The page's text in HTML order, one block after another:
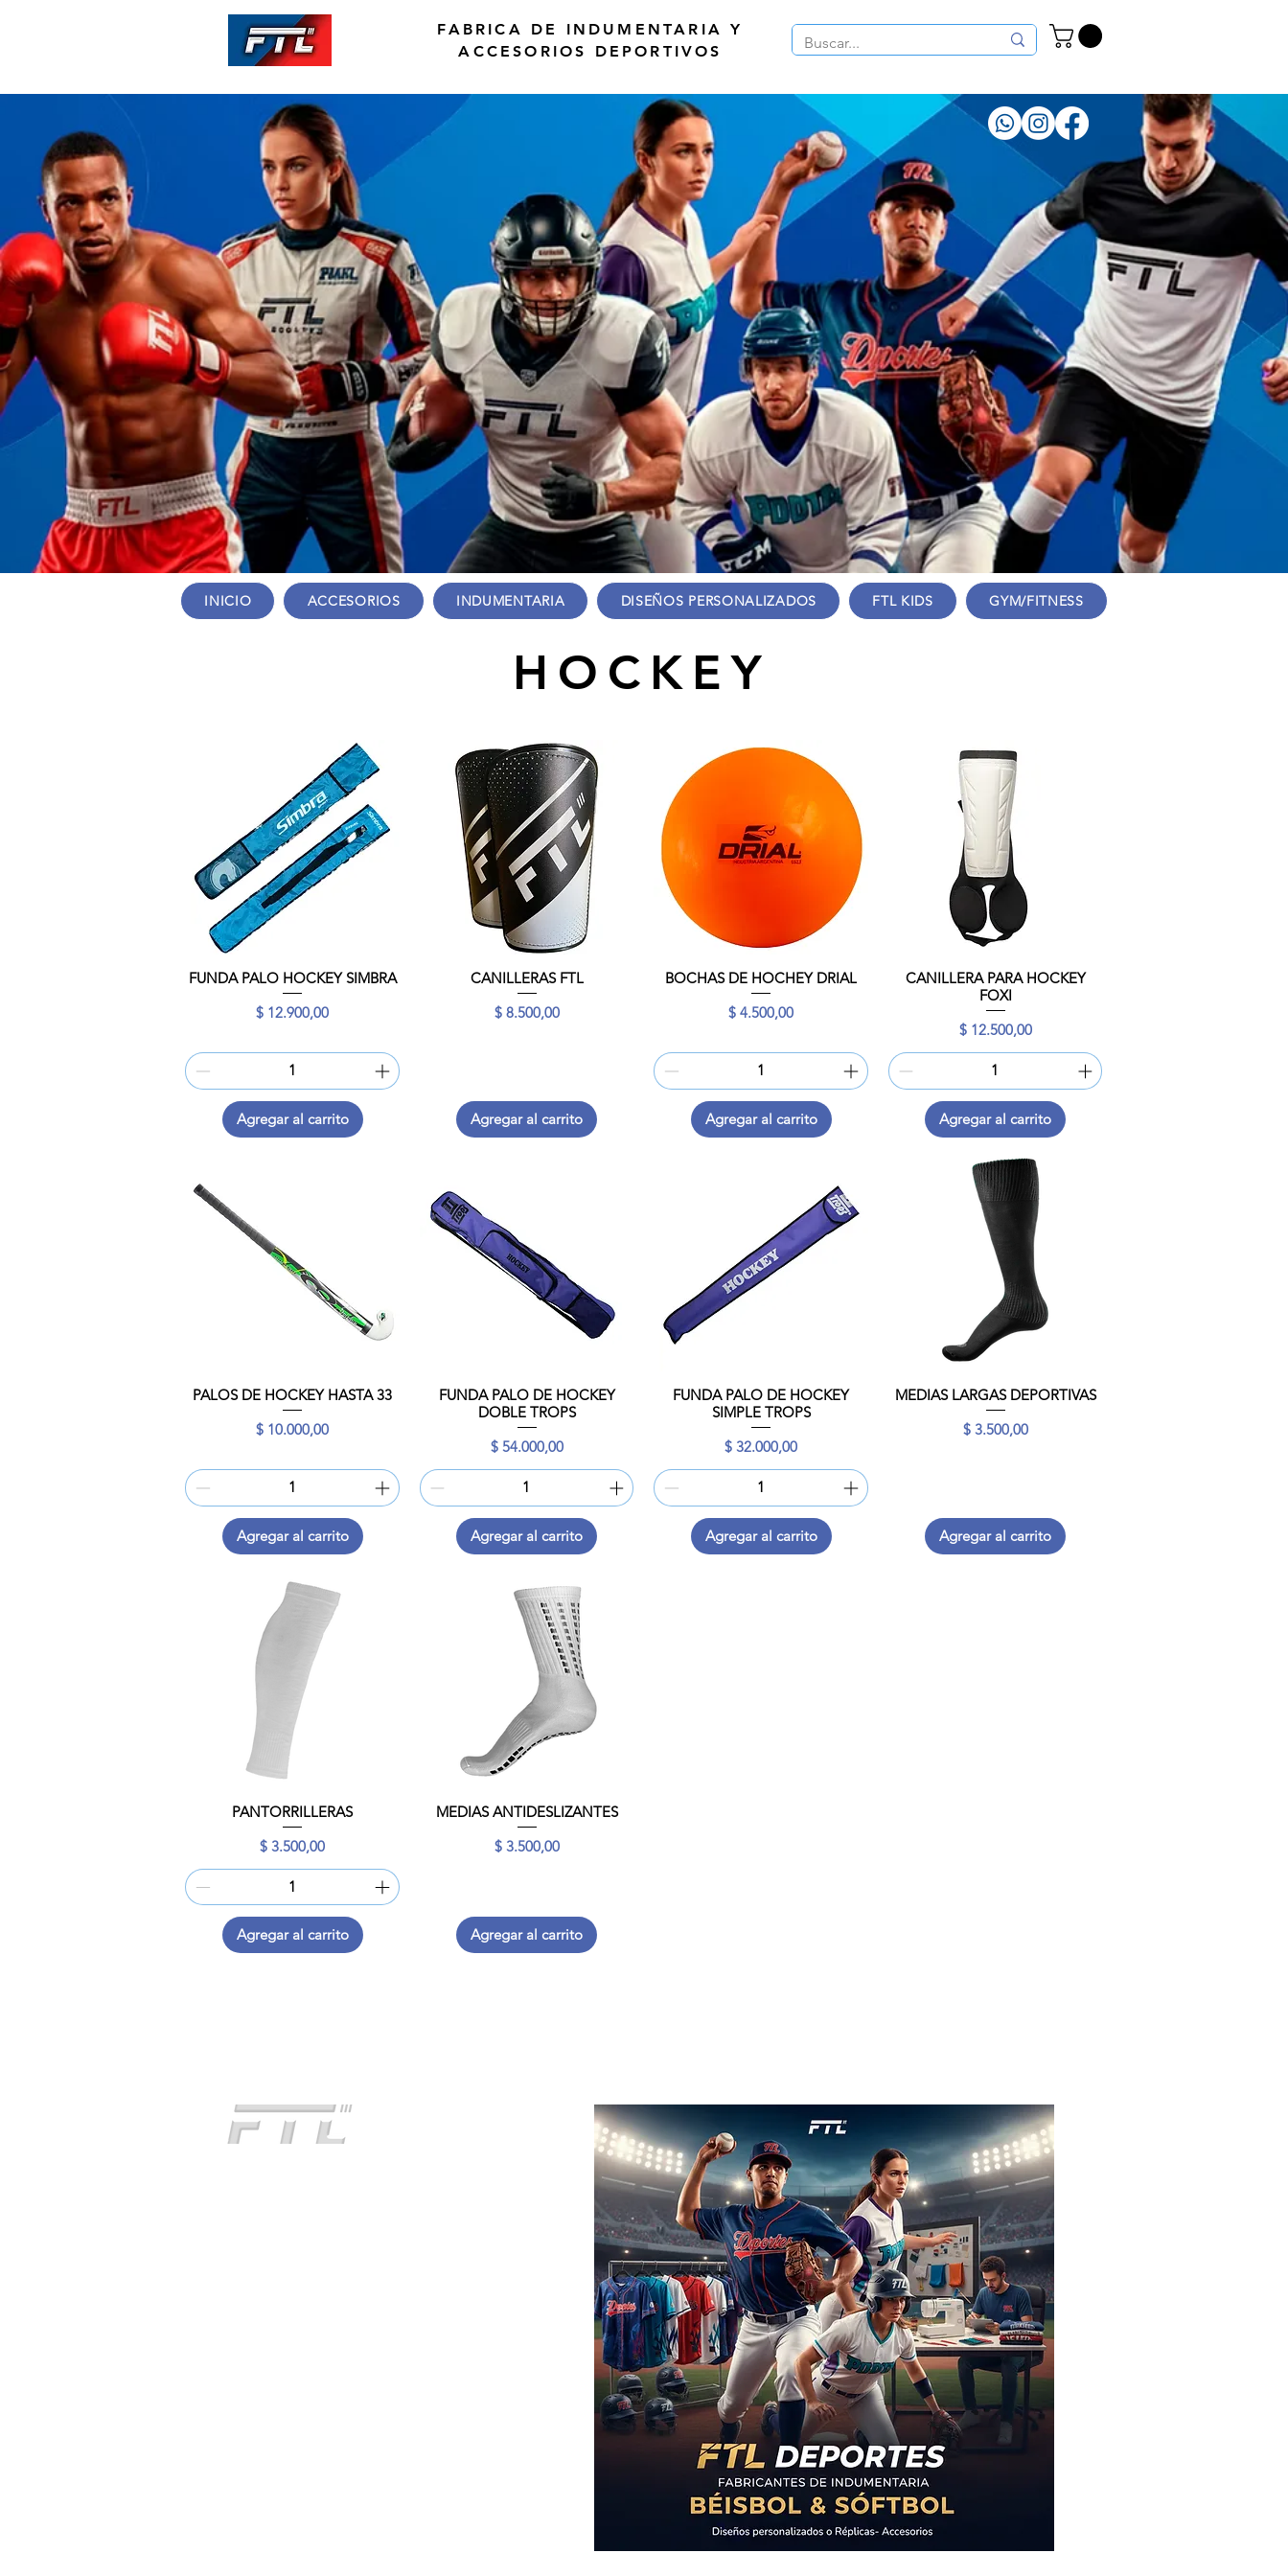
FABRICA DE INDUMENTARIA Y
ACCESORIOS DEPORTIVOS
INICIO ACCESORIOS INDUMENTARIA DISEÑOS PERSONALIZADOS FTL KIDS GYM/FITNESS
HOCKEY
Vista rápida
FUNDA PALO HOCKEY SIMBRA
Precio
$ 12.900,00
Agregar al carrito
Vista rápida
CANILLERAS FTL
Precio
$ 8.500,00
Agregar al carrito
Vista rápida
BOCHAS DE HOCHEY DRIAL
Precio
$ 4.500,00
Agregar al carrito
Vista rápida
CANILLERA PARA HOCKEY
FOXI
Precio
$ 12.500,00
Agregar al carrito
Vista rápida
PALOS DE HOCKEY HASTA 33
Precio
$ 10.000,00
Agregar al carrito
Vista rápida
FUNDA PALO DE HOCKEY
DOBLE TROPS
Precio
$ 54.000,00
Agregar al carrito
Vista rápida
FUNDA PALO DE HOCKEY
SIMPLE TROPS
Precio
$ 32.000,00
Agregar al carrito
Vista rápida
MEDIAS LARGAS DEPORTIVAS
Precio
$ 3.500,00
Agregar al carrito
Vista rápida
PANTORRILLERAS
Precio
$ 3.500,00
Agregar al carrito
Vista rápida
MEDIAS ANTIDESLIZANTES
Precio
$ 3.500,00
Agregar al carrito